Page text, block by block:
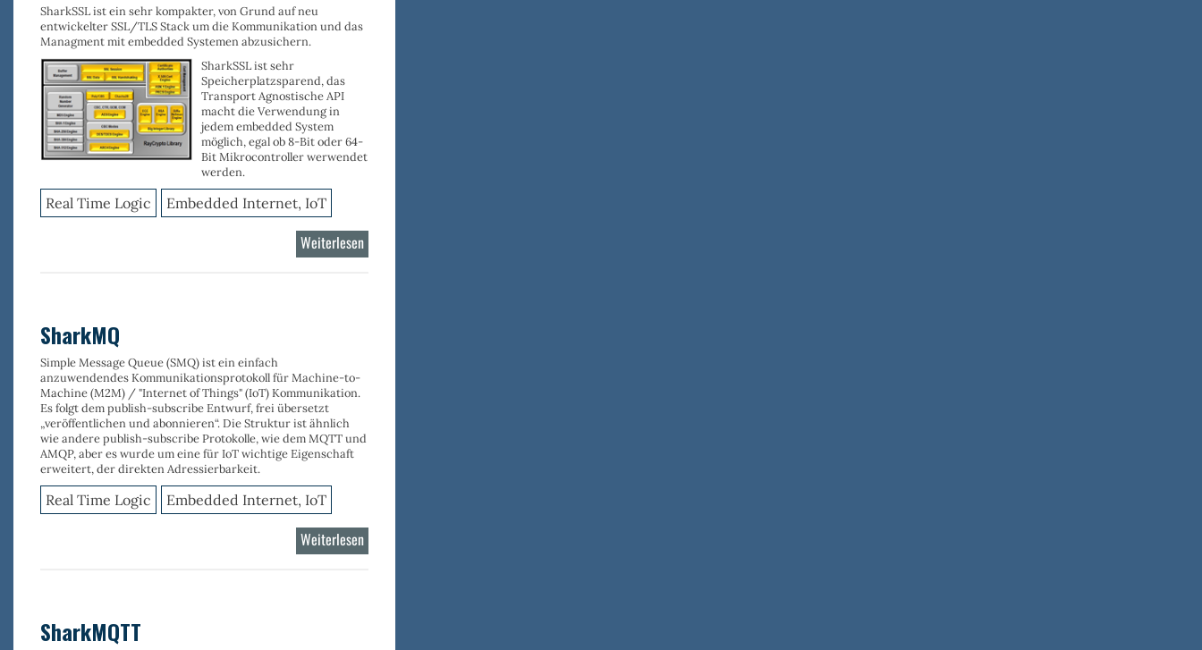
SharkSSL ist ein sehr kompakter, von Grund auf neu
entwickelter SSL/TLS Stack um die Kommunikation und das
Managment mit embedded Systemen abzusichern.
SharkSSL ist sehr
Speicherplatzsparend, das
Transport Agnostische API
macht die Verwendung in
jedem embedded System
möglich, egal ob 8-Bit oder 64-
Bit Mikrocontroller werwendet
werden.
Real Time Logic Embedded Internet, IoT
Weiterlesenüber
SharkSSL,
SharkMQ
Simple Message Queue (SMQ) ist ein einfach
anzuwendendes Kommunikationsprotokoll für Machine-to-
Machine (M2M) / "Internet of Things" (IoT) Kommunikation.
Es folgt dem publish-subscribe Entwurf, frei übersetzt
„veröffentlichen und abonnieren“. Die Struktur ist ähnlich
wie andere publish-subscribe Protokolle, wie dem MQTT und
AMQP, aber es wurde um eine für IoT wichtige Eigenschaft
erweitert, der direkten Adressierbarkeit.
Real Time Logic Embedded Internet, IoT
Weiterlesenüber
SharkMQ
SharkMQTT